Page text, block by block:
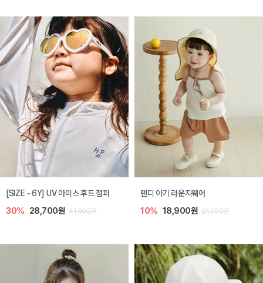
[SIZE ~6Y] UV 아이스 후드 점퍼
30% 28,700원 41,000원
렌디 아기 라운지웨어
10% 18,900원 21,000원